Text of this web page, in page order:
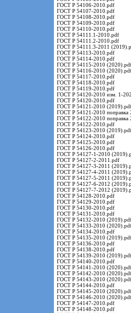
ГОСТ Р 54106-2010.pdf
ГОСТ Р 54107-2010.pdf
ГОСТ Р 54108-2010.pdf
ГОСТ Р 54109-2010.pdf
ГОСТ Р 54110-2010.pdf
ГОСТ Р 54111.1-2010.pdf
ГОСТ Р 54111.2-2010.pdf
ГОСТ Р 54111.3-2011
ГОСТ Р 54113-2010.pdf
ГОСТ Р 54114-2010.pdf
ГОСТ Р 54115-2010
ГОСТ Р 54116-2010
ГОСТ Р 54117-2010.pdf
ГОСТ Р 54118-2010.pdf
ГОСТ Р 54119-2010.pdf
ГОСТ Р 54120-2010 изм. 1-
ГОСТ Р 54120-2010.pdf
ГОСТ Р 54121-2010
ГОСТ Р 54121-2010 поправка
ГОСТ Р 54122-2010 поправка
ГОСТ Р 54122-2010.pdf
ГОСТ Р 54123-2010
ГОСТ Р 54124-2010.pdf
ГОСТ Р 54125-2010.pdf
ГОСТ Р 54126-2010.pdf
ГОСТ Р 54127-1-2010
ГОСТ Р 54127-2-2011.pdf
ГОСТ Р 54127-3-2011
ГОСТ Р 54127-4-2011
ГОСТ Р 54127-5-2011
ГОСТ Р 54127-6-2012
ГОСТ Р 54127-7-2012
ГОСТ Р 54128-2010.pdf
ГОСТ Р 54129-2010.pdf
ГОСТ Р 54130-2010.pdf
ГОСТ Р 54131-2010.pdf
ГОСТ Р 54132-2010
ГОСТ Р 54133-2010
ГОСТ Р 54134-2010.pdf
ГОСТ Р 54135-2010
ГОСТ Р 54136-2010.pdf
ГОСТ Р 54138-2010.pdf
ГОСТ Р 54139-2010
ГОСТ Р 54140-2010.pdf
ГОСТ Р 54141-2010
ГОСТ Р 54142-2010
ГОСТ Р 54143-2010
ГОСТ Р 54144-2010.pdf
ГОСТ Р 54145-2010
ГОСТ Р 54146-2010
ГОСТ Р 54147-2010.pdf
ГОСТ Р 54148-2010.pdf